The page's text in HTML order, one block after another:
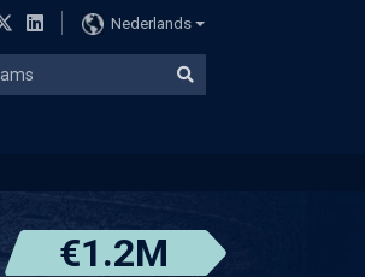
Nederlands
€1.2M